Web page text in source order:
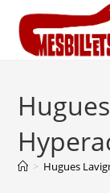
> Hugues